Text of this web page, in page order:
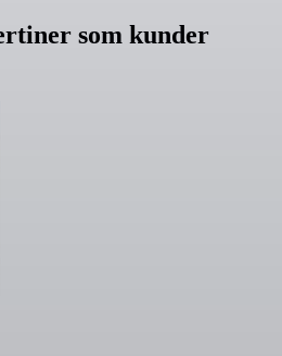
som kunder